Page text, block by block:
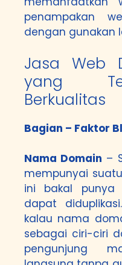
penampakan
dengan gunakan
Jasa Web
yang
Berkualitas
Bagian – Faktor
Nama Domain –
mempunyai
ini bakal
dapat
kalau nama
sebagai ciri-ciri
pengunjung